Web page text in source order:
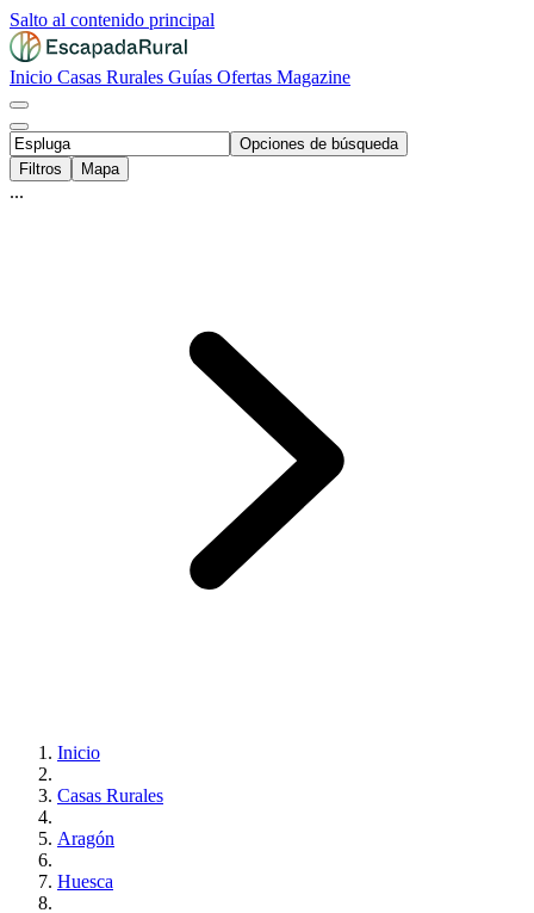
Salto al contenido principal
Inicio Casas Rurales Guías Ofertas Magazine
Opciones de búsqueda
Filtros
Mapa
...
Inicio
Casas Rurales
Aragón
Huesca